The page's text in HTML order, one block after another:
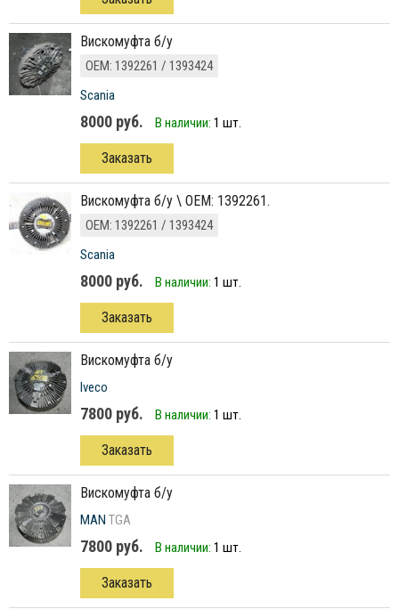
вискомуфта б/у
ОЕМ: 1392261 / 1393424
Scania
8000 руб. В наличии: 1 шт.
Заказать
вискомуфта б/у \ OEM: 1392261.
ОЕМ: 1392261 / 1393424
Scania
8000 руб. В наличии: 1 шт.
Заказать
вискомуфта б/у
Iveco
7800 руб. В наличии: 1 шт.
Заказать
вискомуфта б/у
MAN TGA
7800 руб. В наличии: 1 шт.
Заказать